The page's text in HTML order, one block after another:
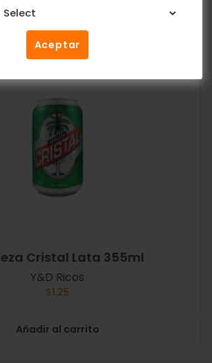
Aceptar
Añadir al carrito
Cristal Lata 355ml
Y&D Ricos
$1.25
Añadir al carrito